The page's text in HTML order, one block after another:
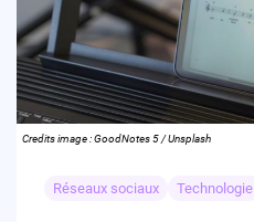
Credits image : GoodNotes 5 / Unsplash
Réseaux sociaux Technologie